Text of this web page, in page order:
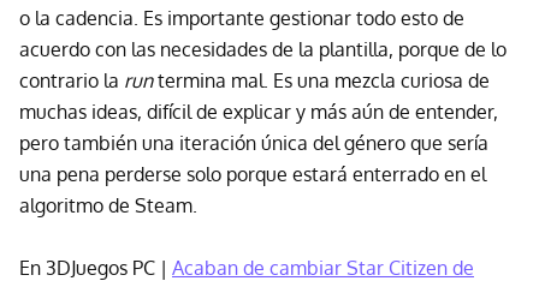
o la cadencia. Es importante gestionar todo esto de
acuerdo con las necesidades de la plantilla, porque de lo
contrario la runtermina mal. Es una mezcla curiosa de
muchas ideas, difícil de explicar y más aún de entender,
pero también una iteración única del género que sería
una pena perderse solo porque estará enterrado en el
algoritmo de Steam.
En 3DJuegos PC | Acaban de cambiar Star Citizen de